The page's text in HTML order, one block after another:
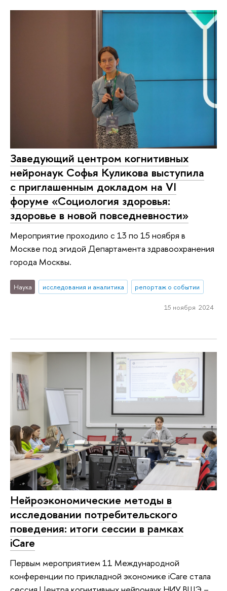
Заведующий центром когнитивных
нейронаук Софья Куликова выступила
с приглашенным докладом на VI
форуме «Социология здоровья:
здоровье в новой повседневности»
Мероприятие проходило с 13 по 15 ноября в
Москве под эгидой Департамента здравоохранения
города Москвы.
Наука исследования и аналитика репортаж о событии
15 ноября 2024
Нейроэкономические методы в
исследовании потребительского
поведения: итоги сессии в рамках
iCare
Первым мероприятием 11 Международной
конференции по прикладной экономике iCare стала